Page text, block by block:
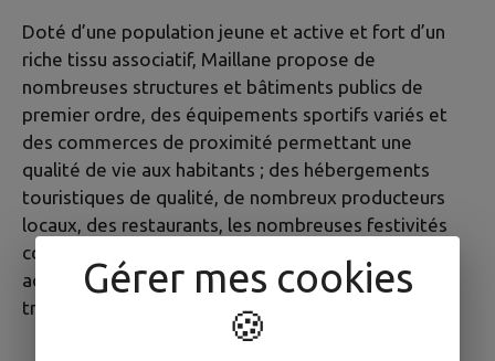
Doté d’une population jeune et active et fort d’un
riche tissu associatif, Maillane propose de
nombreuses structures et bâtiments publics de
premier ordre, des équipements sportifs variés et
des commerces de proximité permettant une
qualité de vie aux habitants ; des hébergements
touristiques de qualité, de nombreux producteurs
locaux, des restaurants, les nombreuses festivités
complètent cette offre assurant attractivité et
accueil dans le village, toujours dans le respect des
traditions que son histoire culturelle lui impose.
Gérer mes cookies
🍪